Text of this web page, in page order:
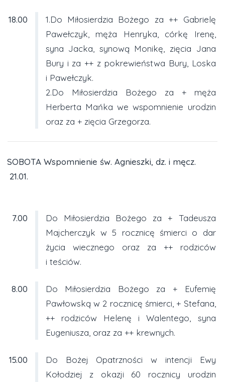
18.00
1.Do Miłosierdzia Bożego za ++ Gabrielę
Pawełczyk, męża Henryka, córkę Irenę,
syna Jacka, synową Monikę, zięcia Jana
Bury i za ++ z pokrewieństwa Bury, Loska
i Pawełczyk.
2.Do Miłosierdzia Bożego za + męża
Herberta Mańka we wspomnienie urodzin
oraz za + zięcia Grzegorza.
SOBOTA Wspomnienie św. Agnieszki, dz. i męcz.
21.01.
7.00
Do Miłosierdzia Bożego za + Tadeusza
Majcherczyk w 5 rocznicę śmierci o dar
życia wiecznego oraz za ++ rodziców
i teściów.
8.00
Do Miłosierdzia Bożego za + Eufemię
Pawłowską w 2 rocznicę śmierci, + Stefana,
++ rodziców Helenę i Walentego, syna
Eugeniusza, oraz za ++ krewnych.
15.00
Do Bożej Opatrzności w intencji Ewy
Kołodziej z okazji 60 rocznicy urodzin